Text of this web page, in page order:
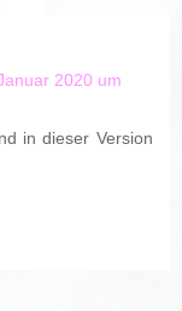
2020 um
in dieser Version